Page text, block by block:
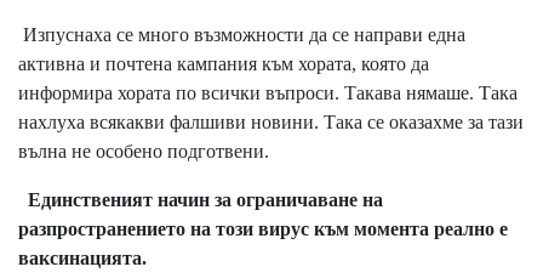
Изпуснаха се много възможности да се направи една
активна и почтена кампания към хората, която да
информира хората по всички въпроси. Такава нямаше. Така
нахлуха всякакви фалшиви новини. Така се оказахме за тази
вълна не особено подготвени.
Единственият начин за ограничаване на
разпространението на този вирус към момента реално е
ваксинацията.